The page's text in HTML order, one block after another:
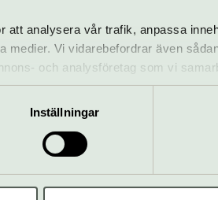
att analysera vår trafik, anpassa
medier. Vi vidarebefordrar även
och analysföretag som vi
som du har tillhandahållit eller
Inställningar
– en
togo med
Parkteatern –